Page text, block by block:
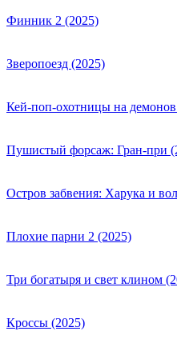
Финник 2 (2025)
Зверопоезд (2025)
Кей-поп-охотницы на
Пушистый форсаж: Гран-при
Остров забвения: Харука и
Плохие парни 2 (2025)
Три богатыря и свет клином
Кроссы (2025)